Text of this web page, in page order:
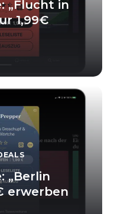
„Flucht in
1,99€
„Berlin
erwerben